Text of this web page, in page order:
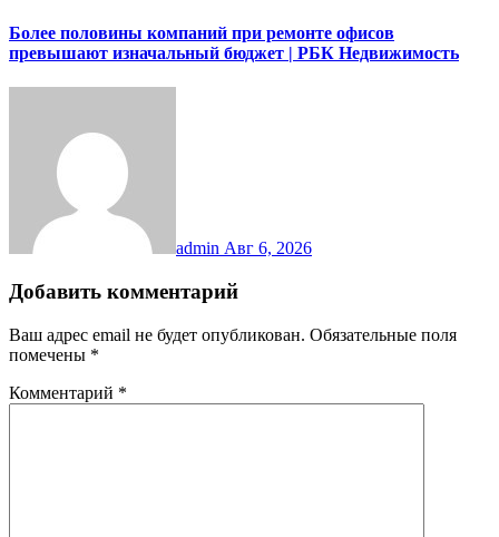
Более половины компаний при ремонте офисов
превышают изначальный бюджет | РБК Недвижимость
admin Авг 6, 2026
Добавить комментарий
Ваш адрес email не будет опубликован. Обязательные поля
помечены *
Комментарий *